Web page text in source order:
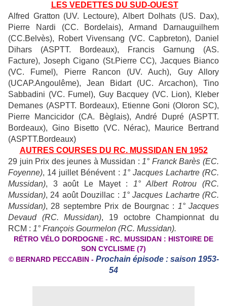
LES VEDETTES DU SUD-OUEST
Alfred Gratton (UV. Lectoure), Albert Dolhats (US. Dax),
Pierre Nardi (CC. Bordelais), Armand Darnauguilhem
(CC.Belvès), Robert Vivensang (VC. Capbreton), Daniel
Dihars (ASPTT. Bordeaux), Francis Garnung (AS.
Facture), Joseph Cigano (St.Pierre CC), Jacques Bianco
(VC. Fumel), Pierre Rancon (UV. Auch), Guy Allory
(UCAP.Angoulême), Jean Bidart (UC. Arcachon), Tino
Sabbadini (VC. Fumel), Guy Bacquey (VC. Lion), Kleber
Demanes (ASPTT. Bordeaux), Etienne Goni (Oloron SC),
Pierre Mancicidor (CA. Bèglais), André Dupré (ASPTT.
Bordeaux), Gino Bisetto (VC. Nérac), Maurice Bertrand
(ASPTT.Bordeaux)
AUTRES COURSES DU RC. MUSSIDAN EN 1952
29 juin Prix des jeunes à Mussidan : 1° Franck Barès (EC.
Foyenne), 14 juillet Bénévent : 1° Jacques Lachartre (RC.
Mussidan), 3 août Le Mayet : 1° Albert Rotrou (RC.
Mussidan), 24 août Douzillac : 1° Jacques Lachartre (RC.
Mussidan), 28 septembre Prix de Bourgnac : 1° Jacques
Devaud (RC. Mussidan), 19 octobre Championnat du
RCM : 1° François Gourmelon (RC. Mussidan).
RÉTRO VÉLO DORDOGNE - RC. MUSSIDAN : HISTOIRE DE
SON CYCLISME (7)
©BERNARD PECCABIN - Prochain épisode : saison 1953-
54